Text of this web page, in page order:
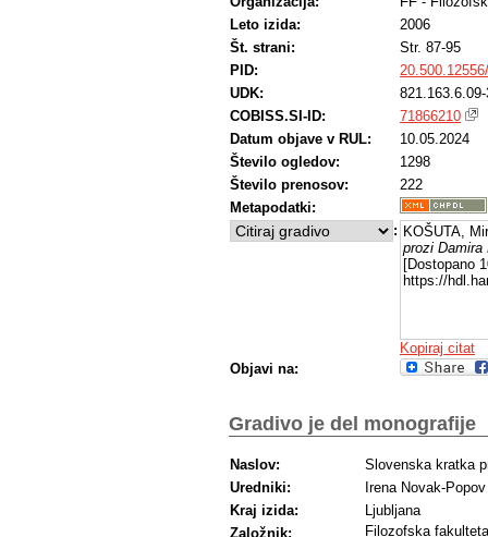
Leto izida:
2006
Št. strani:
Str. 87-95
PID:
UDK:
COBISS.SI-ID:
71866210
Datum objave v RUL:
10.05.2024
Število ogledov:
1298
Število prenosov:
222
Metapodatki:
: KOŠUTA,
prozi Damira
[Dostopano
https://
Kopiraj citat
Objavi na:
Gradivo je del monografije
Naslov:
Slovenska kratka
Uredniki:
Irena Novak-Popov
Kraj izida:
Ljubljana
Založnik:
Filozofska